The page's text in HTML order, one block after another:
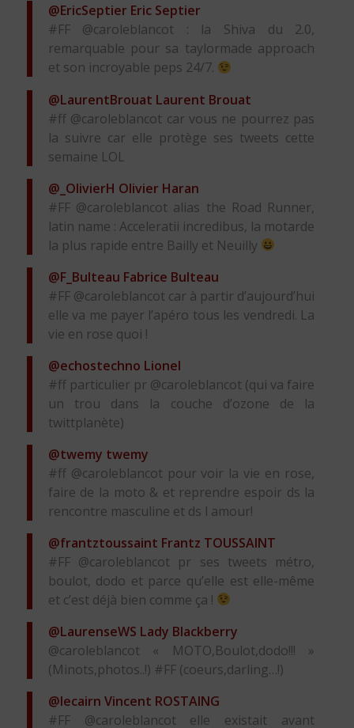
@EricSeptier Eric Septier
#FF @caroleblancot : la Shiva du 2.0,
remarquable pour sa taylormade approach
et son incroyable peps 24/7.
@LaurentBrouat Laurent Brouat
#ff @caroleblancot car vous ne pourrez pas
la suivre car elle protège ses tweets cette
semaine LOL
@_OlivierH Olivier Haran
#FF @caroleblancot alias the Road Runner,
latin name : Acceleratii incredibus, la motarde
la plus rapide entre Bailly et Neuilly
@F_Bulteau Fabrice Bulteau
#FF @caroleblancot car à partir d’aujourd’hui
elle va me payer l’apéro tous les vendredi. La
vie en rose quoi !
@echostechno Lionel
#ff particulier pr @caroleblancot (qui va faire
un trou dans la couche d’ozone de la
twittplanète)
@twemy twemy
#ff @caroleblancot pour voir la vie en rose,
faire de la moto & et reprendre espoir ds la
rencontre masculine et ds l amour!
@frantztoussaint Frantz TOUSSAINT
#FF @caroleblancot pr ses tweets métro,
boulot, dodo et parce qu’elle est elle-même
et c’est déjà bien comme ça !
@LaurenseWS Lady Blackberry
@caroleblancot « MOTO,Boulot,dodo!!! »
(Minots,photos..!) #FF (coeurs,darling…!)
@lecairn Vincent ROSTAING
#FF @caroleblancot elle existait avant